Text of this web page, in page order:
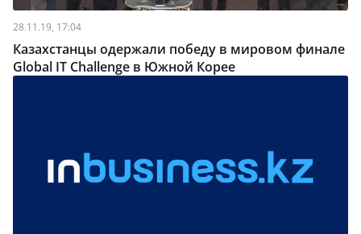
28.11.19, 17:04
Казахстанцы одержали победу в мировом финале
Global IT Challenge в Южной Корее